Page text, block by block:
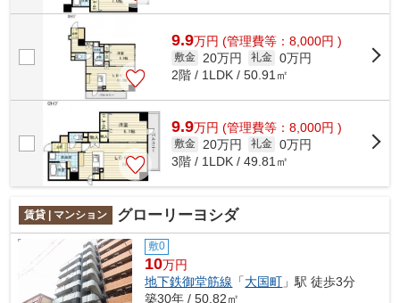
9.9万円 (管理費等：8,000円 )
敷金 20万円 礼金 0万円
2階 / 1LDK / 50.91㎡
9.9万円 (管理費等：8,000円 )
敷金 20万円 礼金 0万円
3階 / 1LDK / 49.81㎡
賃貸 | マンション グローリーヨシダ
敷0
10万円
地下鉄御堂筋線 「大国町 」駅 徒歩3分
築30年 / 50.82㎡